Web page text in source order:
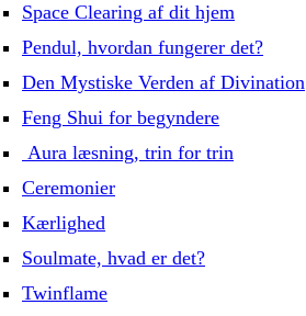
Space Clearing af dit hjem
Pendul, hvordan fungerer det?
Den Mystiske Verden af Divination
Feng Shui for begyndere
Aura læsning, trin for trin
Ceremonier
Kærlighed
Soulmate, hvad er det?
Twinflame